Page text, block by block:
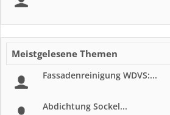
Meistgelesene Themen
Fassadenreinigung WDVS:...
Abdichtung Sockel...